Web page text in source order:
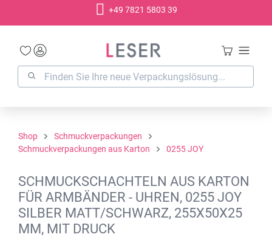
+49 7821 5803 39
Shop
Schmuckverpackungen
Schmuckverpackungen aus Karton
0255 JOY
SCHMUCKSCHACHTELN AUS KARTON
FÜR ARMBÄNDER - UHREN, 0255 JOY
SILBER MATT/SCHWARZ, 255X50X25
MM, MIT DRUCK